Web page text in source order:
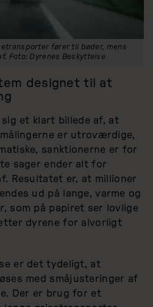
fører til bøder, mens
Foto: Dyrenes Beskyttelse
designet til at
et klart billede af, at
er utroværdige,
sanktionerne er for
sager ender alt for
Resultatet er, at millioner
ud på lange, varme og
som på papiret ser lovlige
dyrene for alvorligt
er det tydeligt, at
med småjusteringer af
Der er brug for et